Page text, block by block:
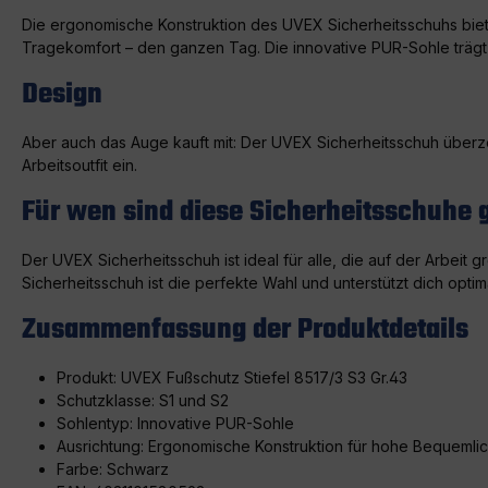
Die ergonomische Konstruktion des UVEX Sicherheitsschuhs
Tragekomfort – den ganzen Tag. Die innovative PUR-Sohle
Design
Aber auch das Auge kauft mit: Der UVEX Sicherheitsschuh
Arbeitsoutfit ein.
Für wen sind diese Sicherheitsschuhe
Der UVEX Sicherheitsschuh ist ideal für alle, die auf der Arbeit
Sicherheitsschuh ist die perfekte Wahl und unterstützt dich
Zusammenfassung der Produktdetails
Produkt: UVEX Fußschutz Stiefel 8517/3 S3 Gr.43
Schutzklasse: S1 und S2
Sohlentyp: Innovative PUR-Sohle
Ausrichtung: Ergonomische Konstruktion für hohe
Farbe: Schwarz